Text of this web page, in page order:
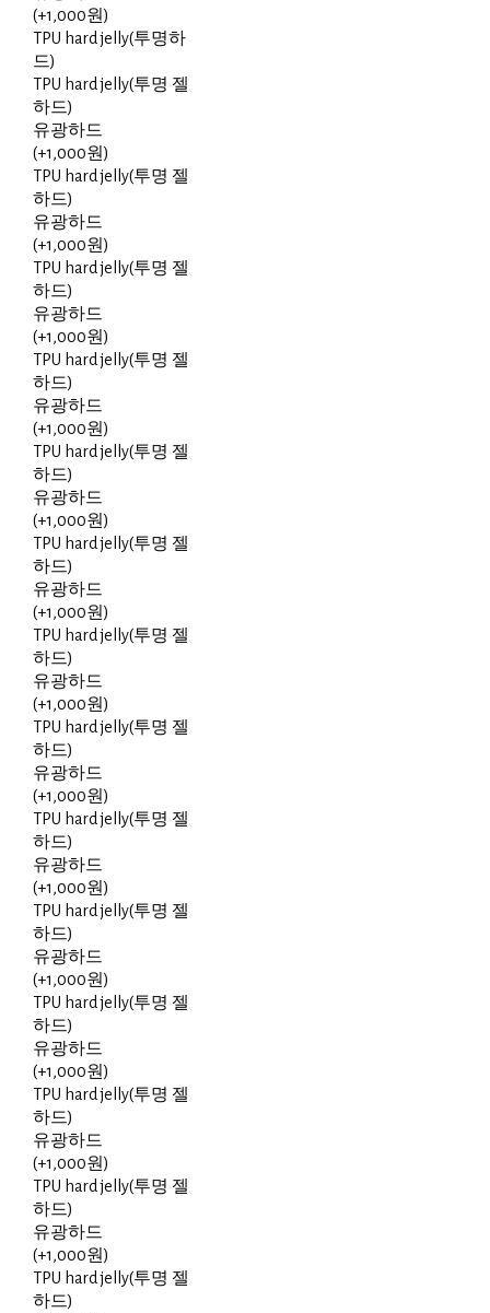
(+1,000원)
TPU hard jelly(투명하
드)
TPU hard jelly(투명 젤
하드)
유광하드
(+1,000원)
TPU hard jelly(투명 젤
하드)
유광하드
(+1,000원)
TPU hard jelly(투명 젤
하드)
유광하드
(+1,000원)
TPU hard jelly(투명 젤
하드)
유광하드
(+1,000원)
TPU hard jelly(투명 젤
하드)
유광하드
(+1,000원)
TPU hard jelly(투명 젤
하드)
유광하드
(+1,000원)
TPU hard jelly(투명 젤
하드)
유광하드
(+1,000원)
TPU hard jelly(투명 젤
하드)
유광하드
(+1,000원)
TPU hard jelly(투명 젤
하드)
유광하드
(+1,000원)
TPU hard jelly(투명 젤
하드)
유광하드
(+1,000원)
TPU hard jelly(투명 젤
하드)
유광하드
(+1,000원)
TPU hard jelly(투명 젤
하드)
유광하드
(+1,000원)
TPU hard jelly(투명 젤
하드)
유광하드
(+1,000원)
TPU hard jelly(투명 젤
하드)